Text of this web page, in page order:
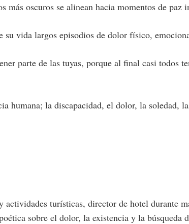
oscuros se alinean hacia momentos de
su vida largos episodios de dolor físico,
parte de las tuyas, porque al final casi todos
humana; la discapacidad, el dolor, la soledad,
turísticas, director de hotel durante
sobre el dolor, la existencia y la búsqueda